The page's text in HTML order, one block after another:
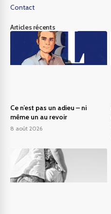
Contact
Articles récents
Ce n’est pas un adieu – ni
même un au revoir
8 août 2026